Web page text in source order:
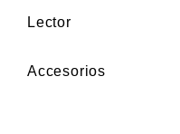
Lector
Accesorios